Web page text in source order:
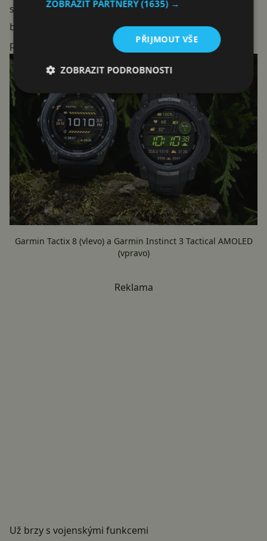
spotřebitelé vybrat mezi obrazovkou s pěknými
barvami a praktičtějším, i když pouze dvoubarevným
panelem.
Garmin Tactix 8 (vlevo) a Garmin Instinct 3 Tactical AMOLED
(vpravo)
Reklama
Už brzy s vojenskými funkcemi
ZOBRAZIT PARTNERY(1635) →
PŘIJMOUT VŠE
ZOBRAZIT PODROBNOSTI